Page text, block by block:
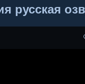
русская